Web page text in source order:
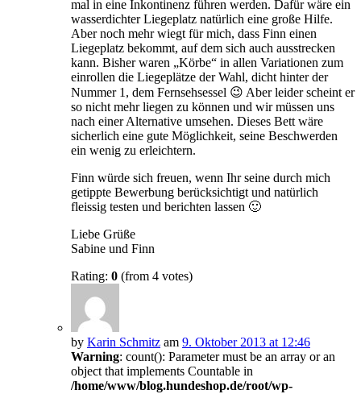
mal in eine Inkontinenz führen werden. Dafür wäre ein
wasserdichter Liegeplatz natürlich eine große Hilfe.
Aber noch mehr wiegt für mich, dass Finn einen
Liegeplatz bekommt, auf dem sich auch ausstrecken
kann. Bisher waren „Körbe“ in allen Variationen zum
einrollen die Liegeplätze der Wahl, dicht hinter der
Nummer 1, dem Fernsehsessel 😉 Aber leider scheint er
so nicht mehr liegen zu können und wir müssen uns
nach einer Alternative umsehen. Dieses Bett wäre
sicherlich eine gute Möglichkeit, seine Beschwerden
ein wenig zu erleichtern.
Finn würde sich freuen, wenn Ihr seine durch mich
getippte Bewerbung berücksichtigt und natürlich
fleissig testen und berichten lassen 🙂
Liebe Grüße
Sabine und Finn
Rating: 0 (from 4 votes)
by Karin Schmitz am 9. Oktober 2013 at 12:46
Warning: count(): Parameter must be an array or an
object that implements Countable in
/home/www/blog.hundeshop.de/root/wp-